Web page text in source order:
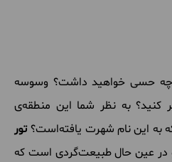
چه حسی خواهید داشت؟ وسوسه
کنید؟ به نظر شما این منطقه‌ی
به این نام شهرت یافته‌است؟تور
عین حال طبیعت‌گردی است که